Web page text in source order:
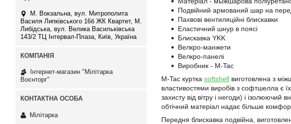
Подвійний армований шар на
Пахвові вентиляційні блискавки
Еластичний шнур в поясі
Блискавка YKK
Велкро-манжети
Велкро-панелі
Виробник - M-Tac
M-Tac куртка softshell виготовлена ​​з
властивостями виробів з софтшелла є
захисту від вітру і негоди) і
обтічний матеріал надає більше
Передня блискавка подвійна,
М. Вокзальна, вул. Митрополита
Василя Липківського 16б ЖК Квартет, М.
Либідська, вул. Велика Васильківська
143/2 ТЦ Інтервал-Плаза, Київ, Україна
Інтернет-магазин "Мілітарка
Воєнторг"
Мілітарка